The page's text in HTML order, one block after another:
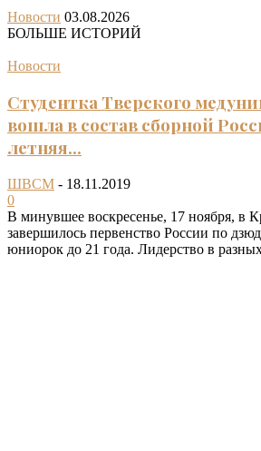
Новости 03.08.2026
БОЛЬШЕ ИСТОРИЙ
Новости
Студентка Тверского
вошла в состав сборной
летняя...
ШВСМ - 18.11.2019
0
В минувшее воскресенье, 17 ноября, в
завершилось первенство России по
юниорок до 21 года. Лидерство в